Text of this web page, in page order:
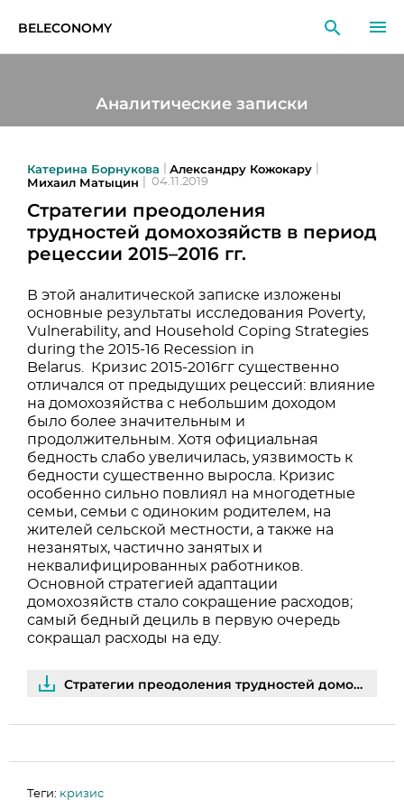
BELECONOMY
ИССЛЕДОВАНИЯ
ОБРАЗОВАНИЕ
СОБЫТИЯ
Аналитические записки
Катерина Борнукова Александру Кожокару
Михаил Матыцин 04.11.2019
Стратегии преодоления
трудностей домохозяйств в период
рецессии 2015–2016 гг.
В этой аналитической записке изложены
основные результаты исследования Poverty,
Vulnerability, and Household Coping Strategies
during the 2015-16 Recession in
Belarus. Кризис 2015-2016гг существенно
отличался от предыдущих рецессий: влияние
на домохозяйства с небольшим доходом
было более значительным и
продолжительным. Хотя официальная
бедность слабо увеличилась, уязвимость к
бедности существенно выросла. Кризис
особенно сильно повлиял на многодетные
семьи, семьи с одиноким родителем, на
жителей сельской местности, а также на
незанятых, частично занятых и
неквалифицированных работников.
Основной стратегией адаптации
домохозяйств стало сокращение расходов;
самый бедный дециль в первую очередь
сокращал расходы на еду.
Стратегии преодоления трудностей домохозяйств в период рецессии 2015–2016 | PDF
Теги: кризис